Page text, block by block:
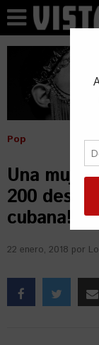
Pop
Una
200
cubana!
22 enero, 2018 por